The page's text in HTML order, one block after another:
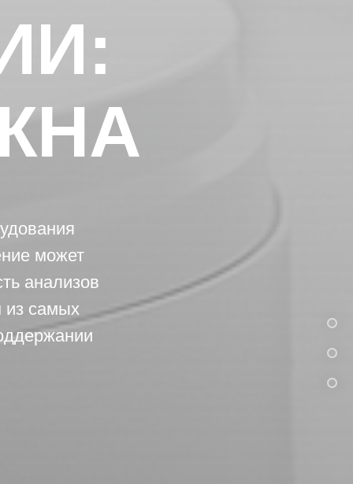
может
анализов
из самых